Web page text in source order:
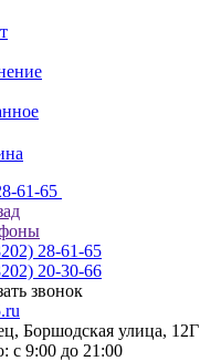
65
28‑61-65
20‑30-66
звонок
Боршодская улица, 12Г
с 9:00 до 21:00